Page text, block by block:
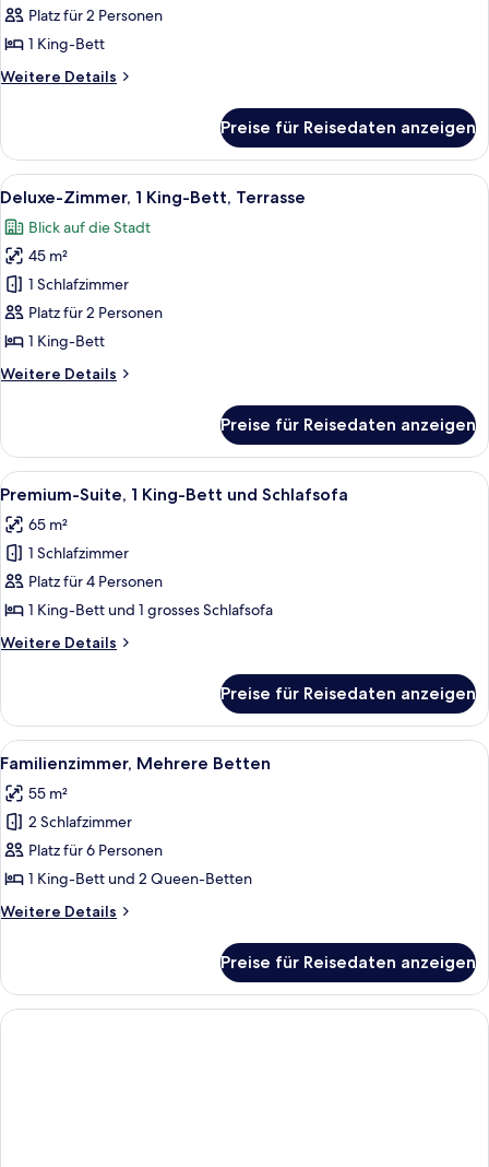
Zimmer,
1 King-
Bett
anzeigen
Platz für 2 Personen
1 King-Bett
Weitere Details
Weitere
Zimmer,
1 King-
Bett
Preise für Reisedaten anzeigen
Alle
Fotos
für
Deluxe-
Zimmer,
1 King-
Bett,
anzeigen
Ein Hotelzimmer mit Bett,
7
Deluxe-Zimmer, 1 King-Bett, Terrasse
Blick auf die Stadt
45 m²
1 Schlafzimmer
Platz für 2 Personen
1 King-Bett
Weitere Details
Weitere
Zimmer,
1 King-
Bett,
Preise für Reisedaten anzeigen
Alle
Fotos
für
Premium-
Suite,
1 King-
Bett
und
anzeigen
Ein Wohnzimmer mit blauem Sofa,
9
Premium-Suite, 1 King-Bett und Schlafsofa
65 m²
1 Schlafzimmer
Platz für 4 Personen
1 King-Bett und 1 grosses Schlafsofa
Weitere Details
Weitere
Suite,
1 King-
Bett
Schlafsofa
Preise für Reisedaten anzeigen
Alle
Fotos
für
Familienzimmer,
Mehrere
Betten
anzeigen
Ein Hotelzimmer mit zwei Betten,
9
Familienzimmer, Mehrere Betten
55 m²
2 Schlafzimmer
Platz für 6 Personen
1 King-Bett und 2 Queen-Betten
Weitere Details
Weitere
Mehrere
Betten
Preise für Reisedaten anzeigen